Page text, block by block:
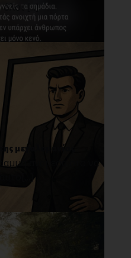
όλοι [...]
μεγαλομανίας
ανάμεσα στο να